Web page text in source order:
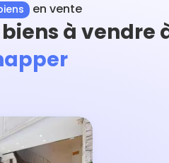
en vente
à vendre